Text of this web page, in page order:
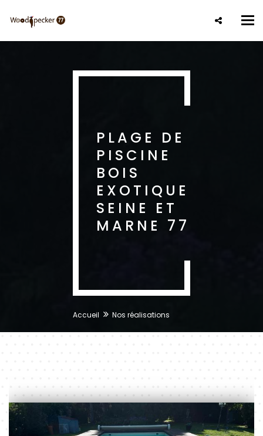
contenu
PLAGE DE
PISCINE
BOIS
EXOTIQUE
SEINE ET
MARNE 77
Accueil Nos réalisations